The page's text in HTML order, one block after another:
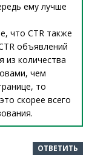
ему лучше
что CTR также
объявлений
из количества
чем
то
скорее всего
ОТВЕТИТЬ